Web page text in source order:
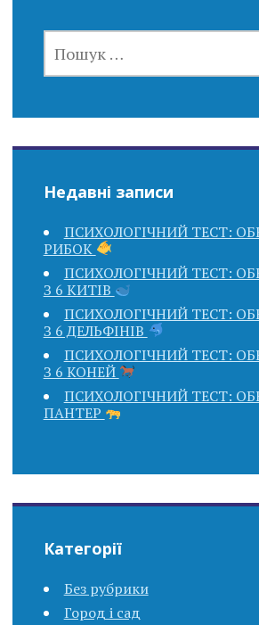
Недавні записи
ПСИХОЛОГІЧНИЙ ТЕСТ:
РИБОК
ПСИХОЛОГІЧНИЙ ТЕСТ:
З 6 КИТІВ
ПСИХОЛОГІЧНИЙ ТЕСТ:
З 6 ДЕЛЬФІНІВ
ПСИХОЛОГІЧНИЙ ТЕСТ:
З 6 КОНЕЙ
ПСИХОЛОГІЧНИЙ ТЕСТ:
ПАНТЕР
Категорії
Без рубрики
Город і сад